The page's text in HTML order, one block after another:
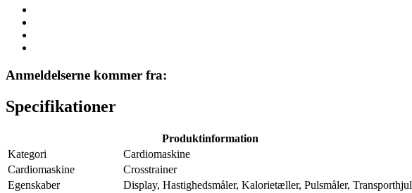
Anmeldelserne kommer fra:
Specifikationer
Produktinformation
Kategori
Cardiomaskine
Cardiomaskine
Crosstrainer
Egenskaber
Display, Hastighedsmåler, Kalorietæller, Pulsmåler, Transporthjul